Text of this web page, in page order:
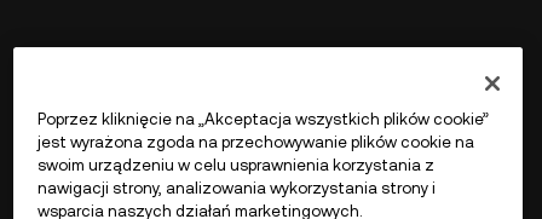
Więcej o OKX Web3
Poprzez kliknięcie na „Akceptacja wszystkich plików cookie”
jest wyrażona zgoda na przechowywanie plików cookie na
swoim urządzeniu w celu usprawnienia korzystania z
nawigacji strony, analizowania wykorzystania strony i
wsparcia naszych działań marketingowych.